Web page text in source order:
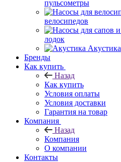
пульсометры
велосипедов
лодок
Акустика
Бренды
Как купить
Назад
Как купить
Условия оплаты
Условия доставки
Гарантия на товар
Компания
Назад
Компания
О компании
Контакты